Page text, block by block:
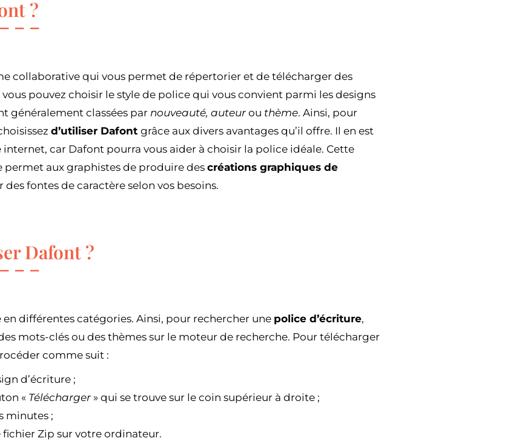
?
collaborative qui vous permet de répertorier et de télécharger des
vous pouvez choisir le style de police qui vous convient parmi les designs
généralement classées par nouveauté, auteur ou thème. Ainsi, pour
d’utiliser Dafont grâce aux divers avantages qu’il offre. Il en est
car Dafont pourra vous aider à choisir la police idéale. Cette
aux graphistes de produire des créations graphiques de
fontes de caractère selon vos besoins.
Dafont ?
en différentes catégories. Ainsi, pour rechercher une police d’écriture,
des mots-clés ou des thèmes sur le moteur de recherche. Pour télécharger
comme suit :
d’écriture ;
« Télécharger » qui se trouve sur le coin supérieur à droite ;
minutes ;
fichier Zip sur votre ordinateur.